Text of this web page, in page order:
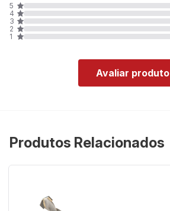
5
4
3
2
1
Avaliar produto
Produtos Relacionados